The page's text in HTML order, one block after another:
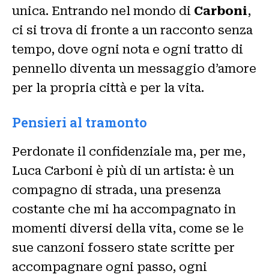
unica. Entrando nel mondo di Carboni,
ci si trova di fronte a un racconto senza
tempo, dove ogni nota e ogni tratto di
pennello diventa un messaggio d’amore
per la propria città e per la vita.
Pensieri al tramonto
Perdonate il confidenziale ma, per me,
Luca Carboni è più di un artista: è un
compagno di strada, una presenza
costante che mi ha accompagnato in
momenti diversi della vita, come se le
sue canzoni fossero state scritte per
accompagnare ogni passo, ogni